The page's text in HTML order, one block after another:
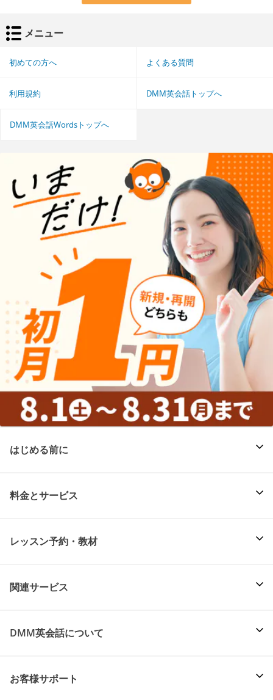
メニュー
初めての方へ よくある質問
利用規約 DMM英会話トップへ
DMM英会話Wordsトップへ
はじめる前に
料金とサービス
レッスン予約・教材
関連サービス
DMM英会話について
お客様サポート